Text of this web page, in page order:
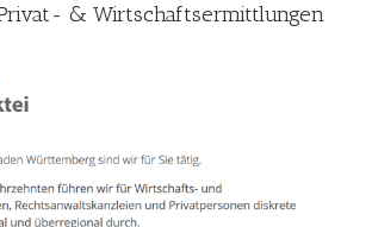
& Wirtschaftsermittlungen